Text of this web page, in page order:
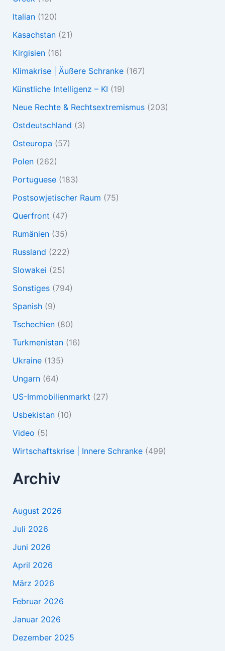
Italian(120)
Kasachstan(21)
Kirgisien(16)
Klimakrise | Äußere Schranke(167)
Künstliche Intelligenz – KI (19)
Neue Rechte & Rechtsextremismus(203)
Ostdeutschland (3)
Osteuropa (57)
Polen(262)
Portuguese(183)
Postsowjetischer Raum (75)
Querfront (47)
Rumänien(35)
Russland (222)
Slowakei (25)
Sonstiges(794)
Spanish(9)
Tschechien(80)
Turkmenistan(16)
Ukraine(135)
Ungarn(64)
US-Immobilienmarkt (27)
Usbekistan(10)
Video (5)
Wirtschaftskrise | Innere Schranke(499)
Archiv
August 2026
Juli 2026
Juni 2026
April 2026
März 2026
Februar 2026
Januar 2026
Dezember 2025